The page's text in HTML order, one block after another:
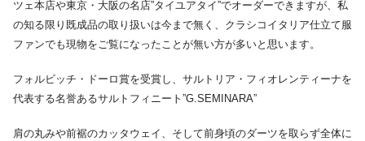
ツェ本店や東京・大阪の名店”タイユアタイ”でオーダーできますが、私
の知る限り既成品の取り扱いは今まで無く、クラシコイタリア仕立て服
ファンでも現物をご覧になったことが無い方が多いと思います。
フォルビッチ・ドーロ賞を受賞し、サルトリア・フィオレンティーナを
代表する名誉あるサルトフィニート”G.SEMINARA”
肩の丸みや前裾のカッタウェイ、そして前身頃のダーツを取らず全体に